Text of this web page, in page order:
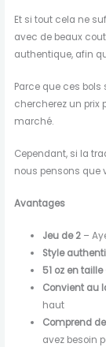
Et si tout cela ne
avec de beaux
authentique, afin
Parce que ces
chercherez un prix
marché.
Cependant, si la
nous pensons que
Avantages
Jeu de 2–
Style
51 oz en taille
Convient au
haut
Comprend
avez besoin